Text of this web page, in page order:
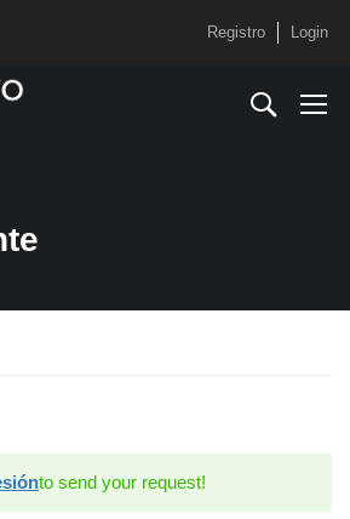
Registro Login
to send your request!